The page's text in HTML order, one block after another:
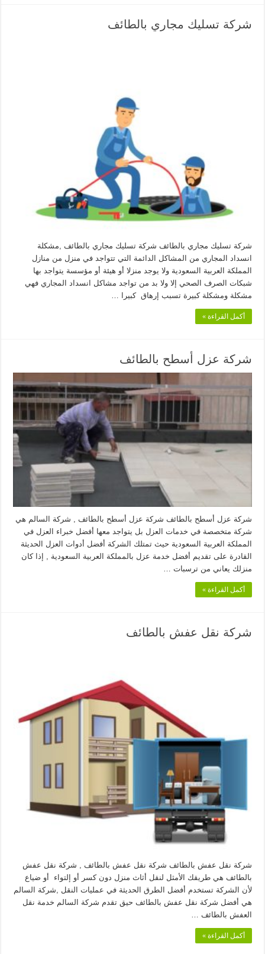
شركة تسليك مجاري بالطائف
شركة تسليك مجاري بالطائف شركة تسليك مجاري بالطائف ,مشكلة
انسداد المجاري من المشاكل الدائمة التي تتواجد في منزل من منازل
المملكة العربية السعودية ولا يوجد منزلا أو هيئة أو مؤسسة يتواجد بها
شبكات الصرف الصحي إلا ولا بد من تواجد مشاكل انسداد المجاري فهي
مشكلة ومشكلة كبيرة تسبب إرهاق كبيرا …
أكمل القراءة »
شركة عزل أسطح بالطائف
شركة عزل أسطح بالطائف شركة عزل أسطح بالطائف , شركة السالم هي
شركة متخصصة في خدمات العزل بل يتواجد معها أفضل خبراء العزل في
المملكة العربية السعودية حيث تمتلك الشركة أفضل أدوات العزل الحديثة
القادرة على تقديم أفضل خدمة عزل بالمملكة العربية السعودية , إذا كان
منزلك يعاني من ترسبات …
أكمل القراءة »
شركة نقل عفش بالطائف
شركة نقل عفش بالطائف شركة نقل عفش بالطائف , شركة نقل عفش
بالطائف هي طريقك الأمثل لنقل أثاث منزل دون كسر أو إلتواء أو ضياع
لأن الشركة تستخدم أفضل الطرق الحديثة في عمليات النقل ,شركة السالم
هي أفضل شركة نقل عفش بالطائف حيق تقدم شركة السالم خدمة نقل
العفش بالطائف …
أكمل القراءة »